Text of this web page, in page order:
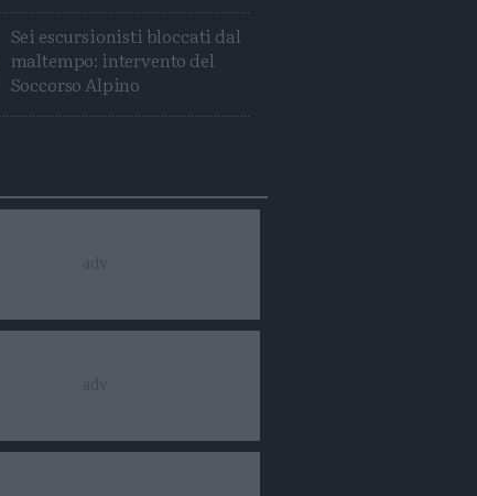
Sei escursionisti bloccati dal
maltempo: intervento del
Soccorso Alpino